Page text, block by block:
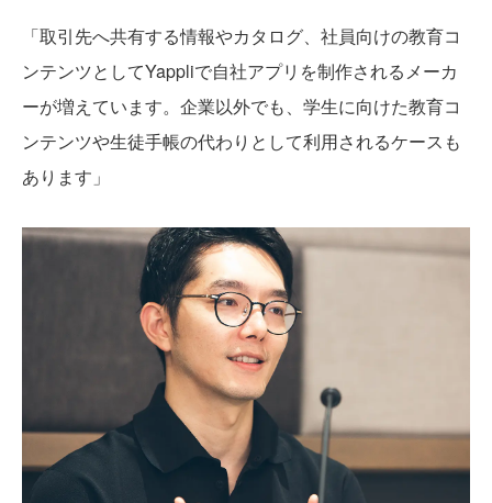
「取引先へ共有する情報やカタログ、社員向けの教育コ
ンテンツとしてYappliで自社アプリを制作されるメーカ
ーが増えています。企業以外でも、学生に向けた教育コ
ンテンツや生徒手帳の代わりとして利用されるケースも
あります」